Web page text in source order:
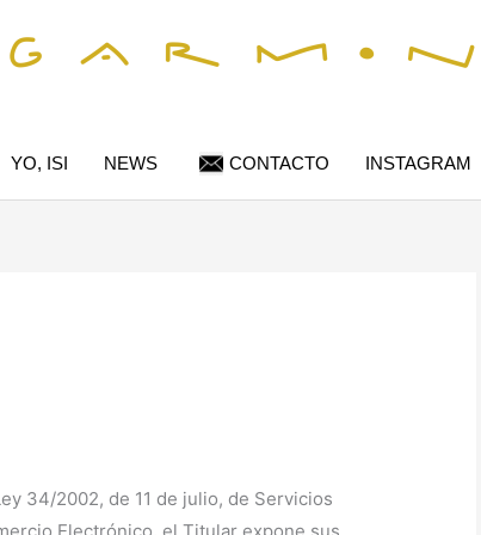
YO, ISI NEWS CONTACTO INSTAGRAM
34/2002, de 11 de julio, de Servicios